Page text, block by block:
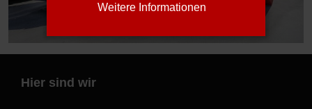
Hier sind wir
Weitere Informationen